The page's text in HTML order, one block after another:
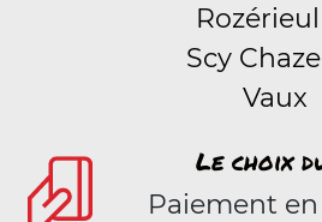
Scy
Vaux
Le choix
Paiement